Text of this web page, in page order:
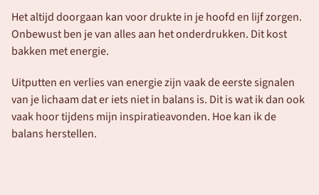
Het altijd doorgaan kan voor drukte in je hoofd en lijf zorgen.
Onbewust ben je van alles aan het onderdrukken. Dit kost
bakken met energie.
Uitputten en verlies van energie zijn vaak de eerste signalen
van je lichaam dat er iets niet in balans is. Dit is wat ik dan ook
vaak hoor tijdens mijn inspiratieavonden. Hoe kan ik de
balans herstellen.